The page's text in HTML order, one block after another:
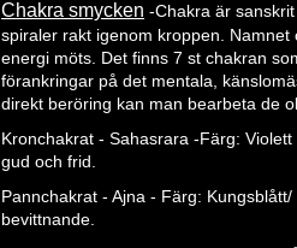
Chakra smycken -Chakra är
spiraler rakt igenom kroppen.
energi möts. Det finns 7 st chakran
förankringar på det mentala,
direkt beröring kan man bearbeta de
Kronchakrat - Sahasrara -Färg:
gud och frid.
Pannchakrat - Ajna - Färg:
bevittnande.